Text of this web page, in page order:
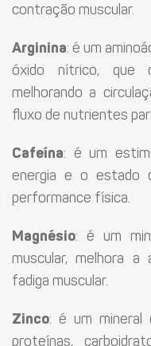
contração muscular.
Arginina: é um
óxido nítrico, que
melhorando a
fluxo de nutrientes
Cafeína: é um
energia e o estado
performance física.
Magnésio: é um
muscular, melhora
fadiga muscular.
Zinco: é um mineral
proteínas,